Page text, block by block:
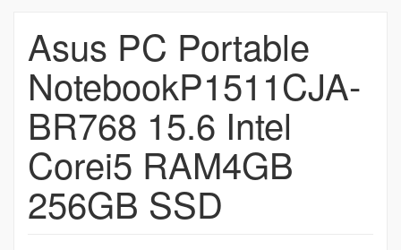
Asus PC Portable
NotebookP1511CJA-
BR768 15.6 Intel
Corei5 RAM4GB
256GB SSD